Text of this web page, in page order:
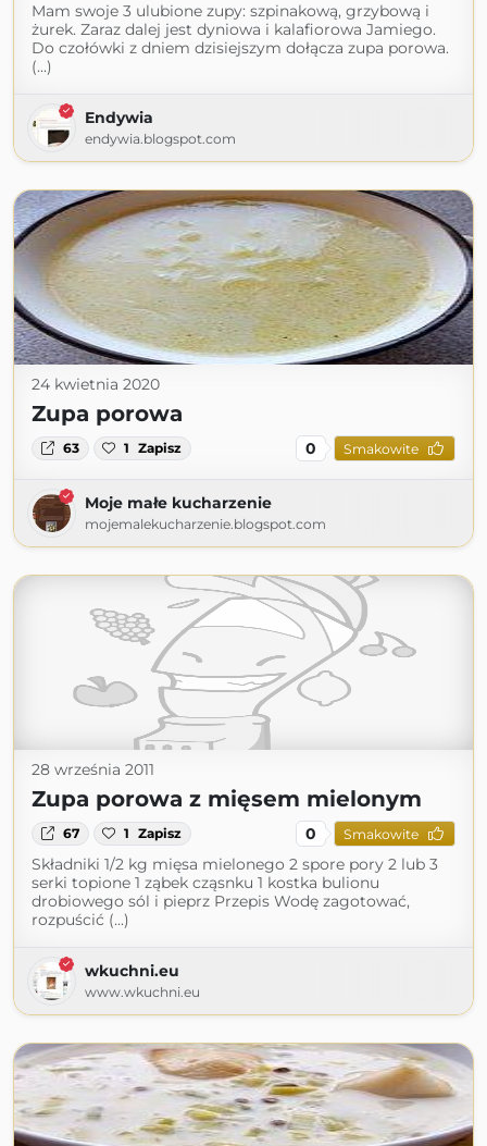
Mam swoje 3 ulubione zupy: szpinakową, grzybową i
żurek. Zaraz dalej jest dyniowa i kalafiorowa Jamiego.
Do czołówki z dniem dzisiejszym dołącza zupa porowa.
(...)
Endywia
endywia.blogspot.com
24 kwietnia 2020
Zupa porowa
63 1 Zapisz 0 Smakowite
Moje małe kucharzenie
mojemalekucharzenie.blogspot.com
28 września 2011
Zupa porowa z mięsem mielonym
67 1 Zapisz 0 Smakowite
Składniki 1/2 kg mięsa mielonego 2 spore pory 2 lub 3
serki topione 1 ząbek cząsnku 1 kostka bulionu
drobiowego sól i pieprz Przepis Wodę zagotować,
rozpuścić (...)
wkuchni.eu
www.wkuchni.eu